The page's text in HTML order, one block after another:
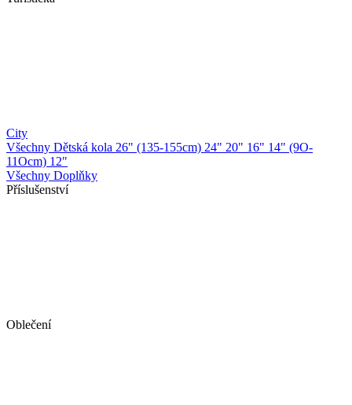
City
Všechny Dětská kola 26" (135-155cm) 24" 20" 16" 14" (9O-
11Ocm) 12"
Všechny Doplňky
Příslušenství
Oblečení